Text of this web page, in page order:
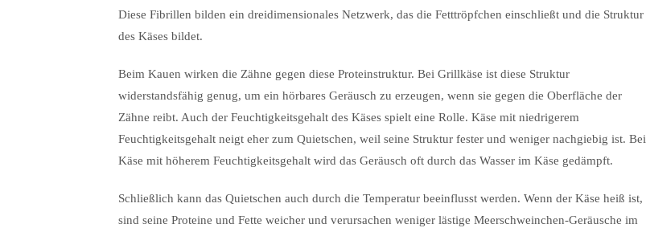
Diese Fibrillen bilden ein dreidimensionales Netzwerk, das die Fetttröpfchen einschließt und die Struktur
des Käses bildet.
Beim Kauen wirken die Zähne gegen diese Proteinstruktur. Bei Grillkäse ist diese Struktur
widerstandsfähig genug, um ein hörbares Geräusch zu erzeugen, wenn sie gegen die Oberfläche der
Zähne reibt. Auch der Feuchtigkeitsgehalt des Käses spielt eine Rolle. Käse mit niedrigerem
Feuchtigkeitsgehalt neigt eher zum Quietschen, weil seine Struktur fester und weniger nachgiebig ist. Bei
Käse mit höherem Feuchtigkeitsgehalt wird das Geräusch oft durch das Wasser im Käse gedämpft.
Schließlich kann das Quietschen auch durch die Temperatur beeinflusst werden. Wenn der Käse heiß ist,
sind seine Proteine und Fette weicher und verursachen weniger lästige Meerschweinchen-Geräusche im